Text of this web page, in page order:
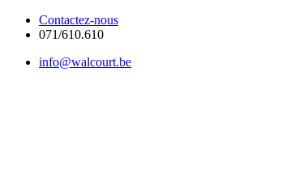
Contactez-nous
071/610.610
info@walcourt.be